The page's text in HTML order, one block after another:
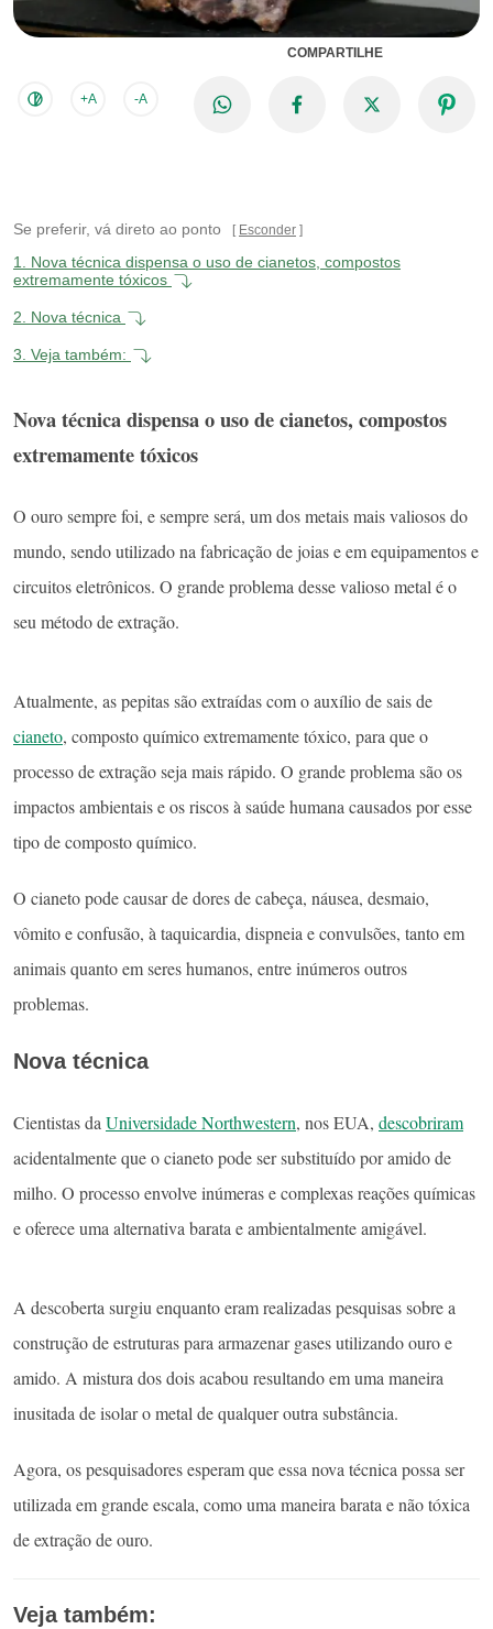
+A -A
COMPARTILHE
Se preferir, vá direto ao ponto Esconder
1. Nova técnica dispensa o uso de cianetos, compostos
extremamente tóxicos
2. Nova técnica
3. Veja também:
Nova técnica dispensa o uso de cianetos, compostos
extremamente tóxicos
O ouro sempre foi, e sempre será, um dos metais mais valiosos do
mundo, sendo utilizado na fabricação de joias e em equipamentos e
circuitos eletrônicos. O grande problema desse valioso metal é o
seu método de extração.
Atualmente, as pepitas são extraídas com o auxílio de sais de
cianeto, composto químico extremamente tóxico, para que o
processo de extração seja mais rápido. O grande problema são os
impactos ambientais e os riscos à saúde humana causados por esse
tipo de composto químico.
O cianeto pode causar de dores de cabeça, náusea, desmaio,
vômito e confusão, à taquicardia, dispneia e convulsões, tanto em
animais quanto em seres humanos, entre inúmeros outros
problemas.
Nova técnica
Cientistas da Universidade Northwestern, nos EUA, descobriram
acidentalmente que o cianeto pode ser substituído por amido de
milho. O processo envolve inúmeras e complexas reações químicas
e oferece uma alternativa barata e ambientalmente amigável.
A descoberta surgiu enquanto eram realizadas pesquisas sobre a
construção de estruturas para armazenar gases utilizando ouro e
amido. A mistura dos dois acabou resultando em uma maneira
inusitada de isolar o metal de qualquer outra substância.
Agora, os pesquisadores esperam que essa nova técnica possa ser
utilizada em grande escala, como uma maneira barata e não tóxica
de extração de ouro.
Veja também: